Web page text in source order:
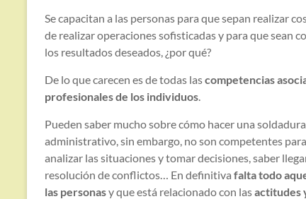
Se capacitan a las personas para que sepan realizar
de realizar operaciones sofisticadas y para que sean
los resultados deseados, ¿por qué?
De lo que carecen es de todas lascompetencias
profesionales de los individuos.
Pueden saber mucho sobre cómo hacer una
administrativo, sin embargo, no son competentes
analizar las situaciones y tomar decisiones, saber
resolución de conflictos… En definitiva falta todo
las personasy que está relacionado con lasactitudes